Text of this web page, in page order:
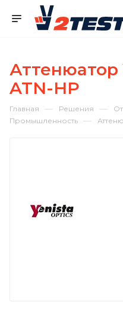
Аттенюатор
ATN-HP
Главная — Решения —
Промышленность —